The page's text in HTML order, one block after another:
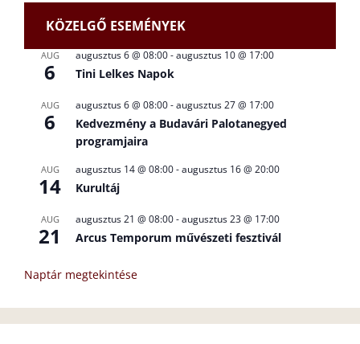
KÖZELGŐ ESEMÉNYEK
AUG
6
augusztus 6 @ 08:00-augusztus 10 @ 17:00
Tini Lelkes Napok
AUG
6
augusztus 6 @ 08:00-augusztus 27 @ 17:00
Kedvezmény a Budavári Palotanegyed
programjaira
AUG
14
augusztus 14 @ 08:00-augusztus 16 @ 20:00
Kurultáj
AUG
21
augusztus 21 @ 08:00-augusztus 23 @ 17:00
Arcus Temporum művészeti fesztivál
Naptár megtekintése